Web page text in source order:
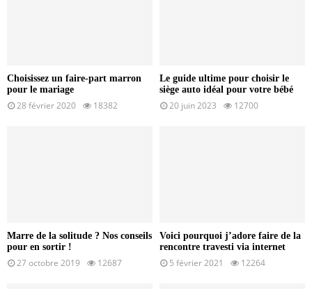
Choisissez un faire-part marron
pour le mariage
28 février 2020 18382
Le guide ultime pour choisir le
siège auto idéal pour votre bébé
20 juin 2023 12700
Marre de la solitude ? Nos conseils
pour en sortir !
27 octobre 2019 12687
Voici pourquoi j’adore faire de la
rencontre travesti via internet
5 février 2021 12264